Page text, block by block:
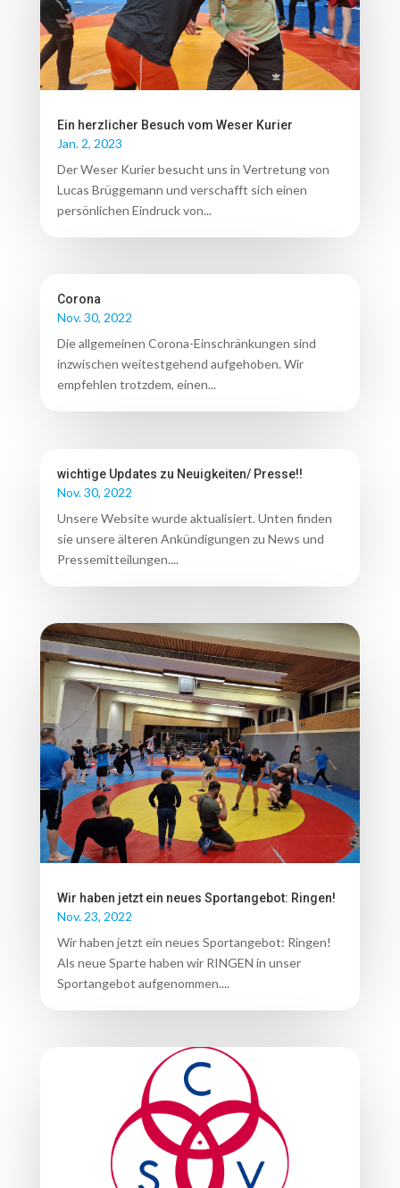
Ein herzlicher Besuch vom Weser Kurier
Jan. 2, 2023
Der Weser Kurier besucht uns in Vertretung von
Lucas Brüggemann und verschafft sich einen
persönlichen Eindruck von...
Corona
Nov. 30, 2022
Die allgemeinen Corona-Einschränkungen sind
inzwischen weitestgehend aufgehoben. Wir
empfehlen trotzdem, einen...
wichtige Updates zu Neuigkeiten/ Presse!!
Nov. 30, 2022
Unsere Website wurde aktualisiert. Unten finden
sie unsere älteren Ankündigungen zu News und
Pressemitteilungen....
Wir haben jetzt ein neues Sportangebot: Ringen!
Nov. 23, 2022
Wir haben jetzt ein neues Sportangebot: Ringen!
Als neue Sparte haben wir RINGEN in unser
Sportangebot aufgenommen....